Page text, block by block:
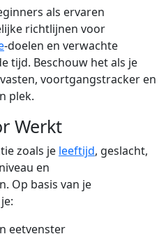
als ervaren
richtlijnen voor
-doelen en verwachte
tijd. Beschouw het als je
voortgangstracker en
plek.
Werkt
zoals je leeftijd, geslacht,
en
Op basis van je
eetvenster